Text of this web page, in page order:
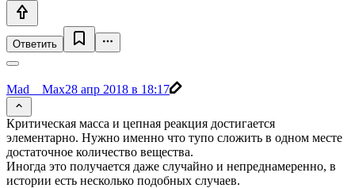
Ответить
Mad__Max28 апр 2018 в 18:17
Критическая масса и цепная реакция достигается
элементарно. Нужно именно что тупо сложить в одном месте
достаточное количество вещества.
Иногда это получается даже случайно и непреднамеренно, в
истории есть несколько подобных случаев.